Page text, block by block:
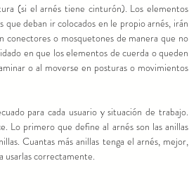
(si el arnés tiene cinturón). Los elementos
deban ir colocados en le propio arnés, irán
conectores o mosquetones de manera que no
en que los elementos de cuerda o queden
o al moverse en posturas o movimientos
para cada usuario y situación de trabajo.
Lo primero que define al arnés son las anillas
Cuantas más anillas tenga el arnés, mejor,
usarlas correctamente.